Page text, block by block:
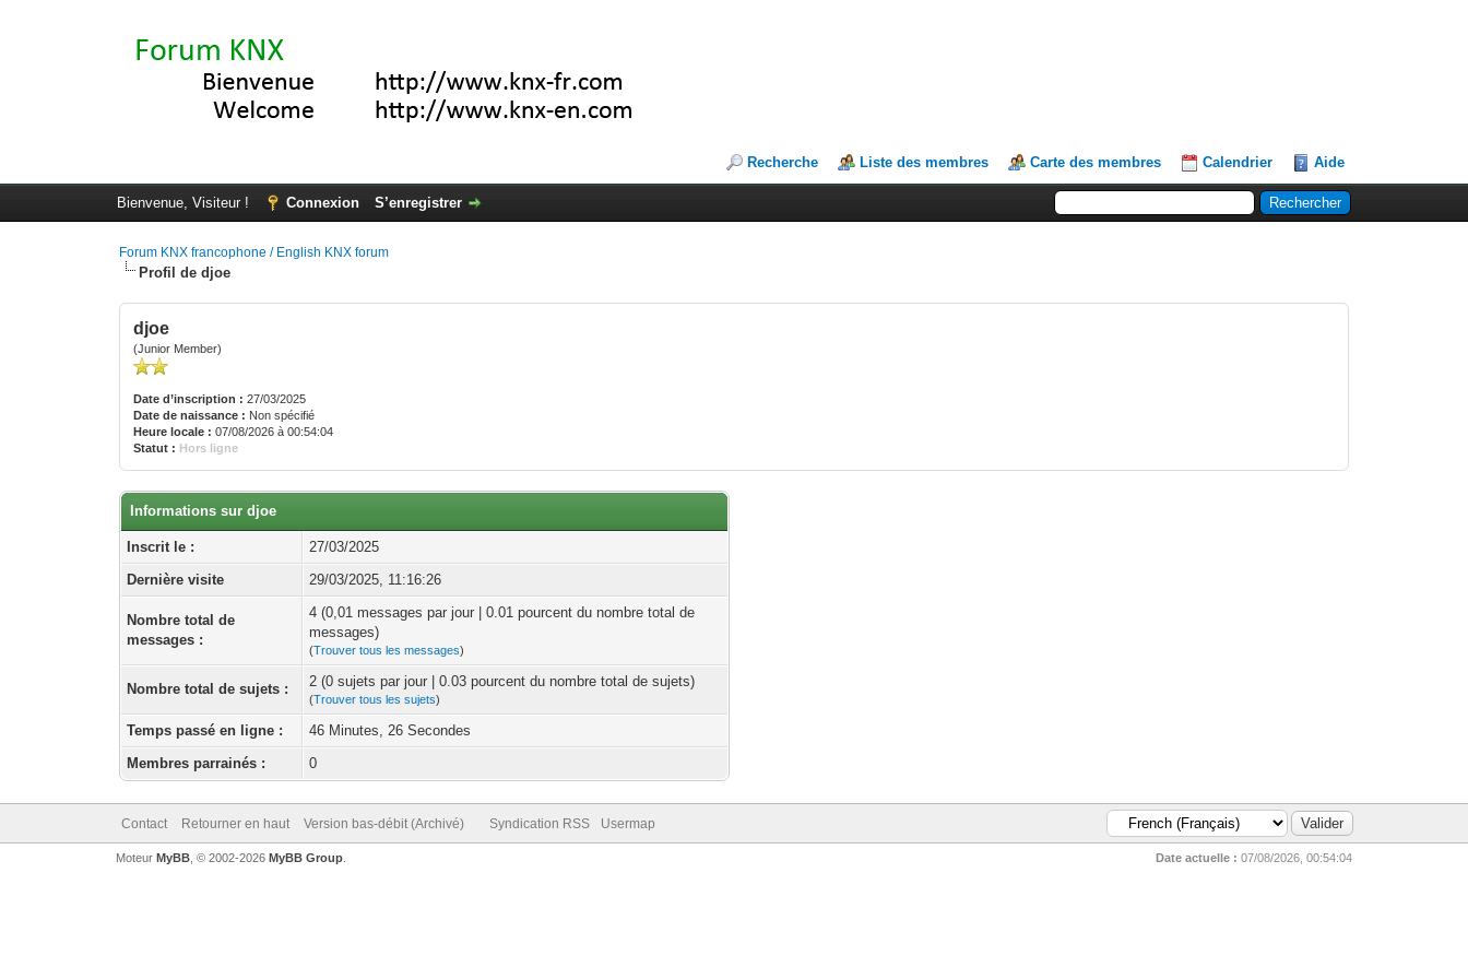
Recherche Liste des membres Carte des membres Calendrier Aide
Bienvenue, Visiteur ! Connexion S’enregistrer
Forum KNX francophone / English KNX forum
Profil de djoe
djoe
(Junior Member)
Date d’inscription : 27/03/2025
Date de naissance : Non spécifié
Heure locale : 07/08/2026 à 00:54:04
Statut : Hors ligne
Informations sur djoe
Inscrit le :
27/03/2025
Dernière visite
29/03/2025, 11:16:26
Nombre total de
messages :
4 (0,01 messages par jour | 0.01 pourcent du nombre total de
messages)
(Trouver tous les messages)
Nombre total de sujets : 2 (0 sujets par jour | 0.03 pourcent du nombre total de sujets)
(Trouver tous les sujets)
Temps passé en ligne :
46 Minutes, 26 Secondes
Membres parrainés :
0
Contact Retourner en haut Version bas-débit (Archivé) Syndication RSS Usermap
Date actuelle : 07/08/2026, 00:54:04
Moteur MyBB, © 2002-2026 MyBB Group.